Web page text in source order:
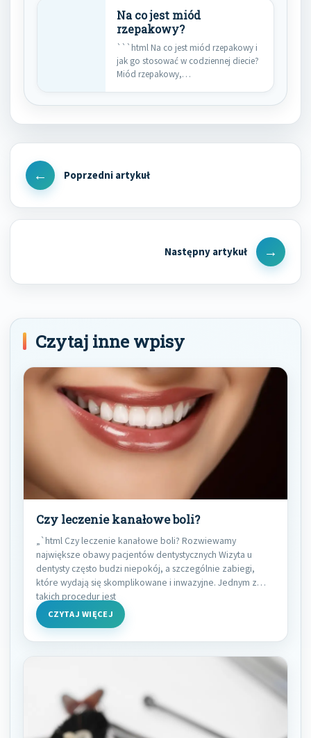
Na co jest miód
rzepakowy?
```html Na co jest miód rzepakowy i
jak go stosować w codziennej diecie?
Miód rzepakowy,…
Nawigacja
wpisu
Previous
Next
Post
Czytaj inne wpisy
Czy leczenie kanałowe boli?
„`html Czy leczenie kanałowe boli? Rozwiewamy
największe obawy pacjentów dentystycznych Wizyta u
dentysty często budzi niepokój, a szczególnie zabiegi,
które wydają się skomplikowane i inwazyjne. Jednym z
takich procedur jest
CZYTAJ WIĘCEJ